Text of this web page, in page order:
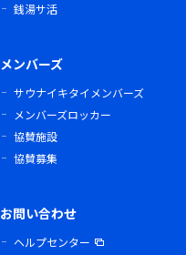
銭湯サ活
メンバーズ
サウナイキタイメンバーズ
メンバーズロッカー
協賛施設
協賛募集
お問い合わせ
ヘルプセンター